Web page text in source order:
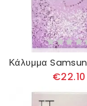
€22.10